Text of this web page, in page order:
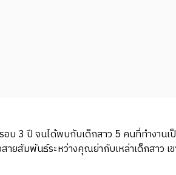
บ 3 ปี จนได้พบกับเด็กสาว 5 คนที่ทำงานเ
ยสัมพันธ์ระหว่างคุณย่ากับเหล่าเด็กสาว เ